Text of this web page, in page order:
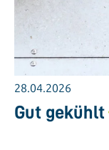
28.04.2026
Gut gekühlt